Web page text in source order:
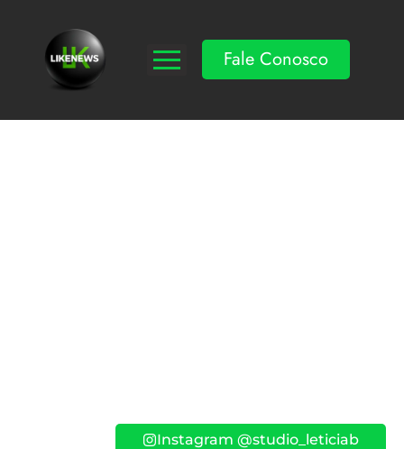
Fale Conosco
Instagram @studio_leticiab